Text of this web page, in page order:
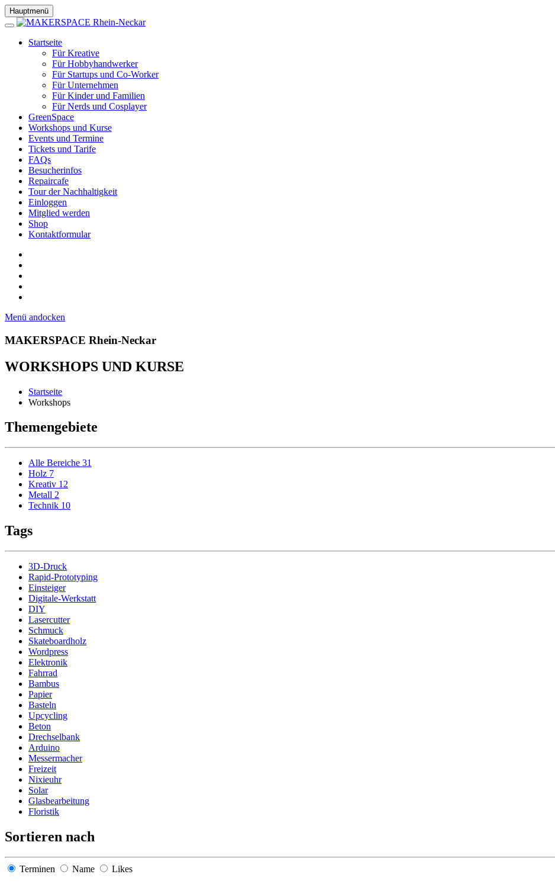
Hauptmenü
Startseite
Für Kreative
Für Hobbyhandwerker
Für Startups und Co-Worker
Für Unternehmen
Für Kinder und Familien
Für Nerds und Cosplayer
GreenSpace
Workshops und Kurse
Events und Termine
Tickets und Tarife
FAQs
Besucherinfos
Repaircafe
Tour der Nachhaltigkeit
Einloggen
Mitglied werden
Shop
Kontaktformular
Menü andocken
MAKERSPACE Rhein-Neckar
WORKSHOPS UND KURSE
Startseite
Workshops
Themengebiete
Alle Bereiche 31
Holz 7
Kreativ 12
Metall 2
Technik 10
Tags
3D-Druck
Rapid-Prototyping
Einsteiger
Digitale-Werkstatt
DIY
Lasercutter
Schmuck
Skateboardholz
Wordpress
Elektronik
Fahrrad
Bambus
Papier
Basteln
Upcycling
Beton
Drechselbank
Arduino
Messermacher
Freizeit
Nixieuhr
Solar
Glasbearbeitung
Floristik
Sortieren nach
Terminen Name Likes